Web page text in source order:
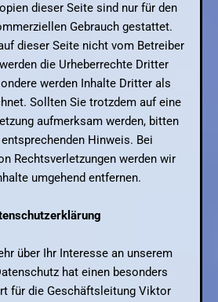
dieser Seite sind nur für den
Gebrauch gestattet.
dieser Seite nicht vom Betreiber
die Urheberrechte Dritter
werden Inhalte Dritter als
Sollten Sie trotzdem auf eine
aufmerksam werden, bitten
Hinweis. Bei
Rechtsverletzungen werden wir
umgehend entfernen.
über Ihr Interesse an unserem
hat einen besonders
für die Geschäftsleitung Viktor